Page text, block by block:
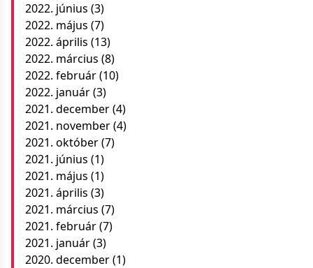
2022. június (3)
2022. május (7)
2022. április (13)
2022. március (8)
2022. február(10)
2022. január(3)
2021. december(4)
2021. november(4)
2021. október(7)
2021. június (1)
2021. május (1)
2021. április (3)
2021. március (7)
2021. február(7)
2021. január(3)
2020. december(1)